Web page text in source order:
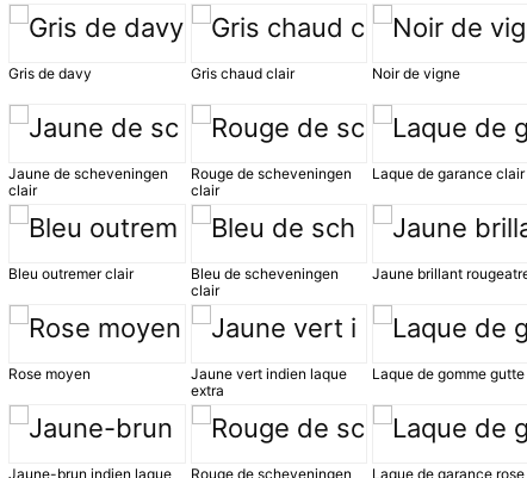
Gris de davy Gris chaud clair Noir de vigne
Jaune de scheveningen
clair
Rouge de scheveningen
clair
Laque de garance clair
Bleu outremer clair
Bleu de scheveningen
clair
Jaune brillant
Rose moyen
Jaune vert indien laque
extra
Laque de gomme gutte
Jaune-brun indien laque
Rouge de scheveningen
Laque de garance rose